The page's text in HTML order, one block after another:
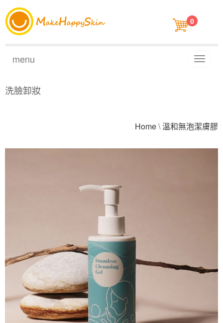
0
Toggle
menu
洗臉卸妝
Home\ 溫和無泡潔膚膠